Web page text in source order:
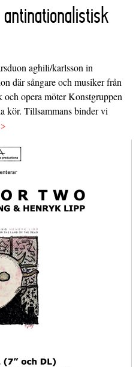
aghili/karlsson in
där sångare och musiker från
opera möter Konstgruppen
kör. Tillsammans binder vi
>